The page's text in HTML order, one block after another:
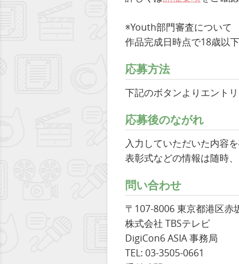
※Youth部門審査について
作品完成日時点で18歳以
応募方法
下記のボタンよりエント
応募後のながれ
入力していただいた内容
表彰式などの情報は随時
問い合わせ
〒107-8006 東京都港区赤
株式会社 TBSテレビ
DigiCon6 ASIA 事務局
TEL: 03-3505-0661